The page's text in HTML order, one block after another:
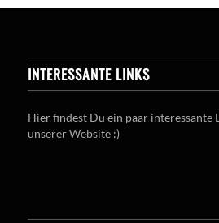
INTERESSANTE LINKS
Hier findest Du ein paar interessante
unserer Website :)